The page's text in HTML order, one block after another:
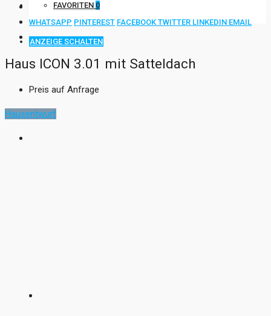
FAVORITEN 0
ANZEIGE SCHALTEN
WHATSAPP PINTEREST FACEBOOK TWITTER LINKEDIN EMAIL
Haus ICON 3.01 mit Satteldach
Preis auf Anfrage
Hausentwurf